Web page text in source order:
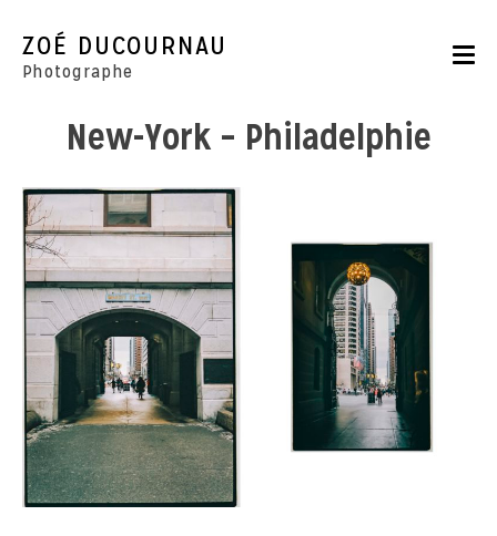
to
content
ZOÉ DUCOURNAU
Photographe
New-York – Philadelphie
Portraits
Reportages
Parutions
CONTACT
BOUTIQUE